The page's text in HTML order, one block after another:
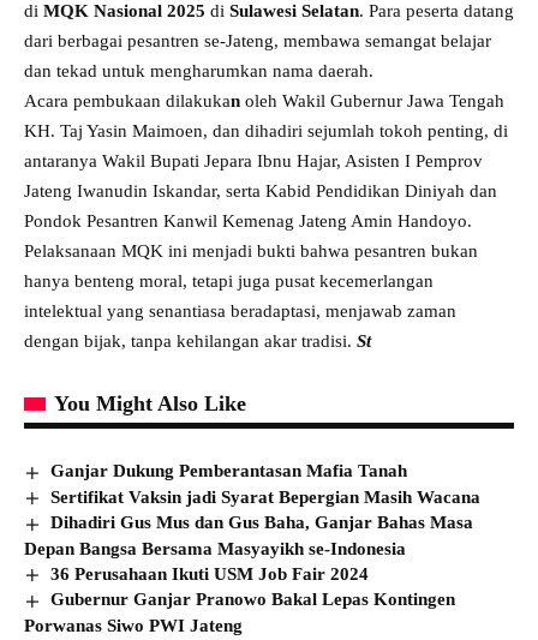
di MQK Nasional 2025 di Sulawesi Selatan. Para peserta datang
dari berbagai pesantren se-Jateng, membawa semangat belajar
dan tekad untuk mengharumkan nama daerah.
Acara pembukaan dilakukan oleh Wakil Gubernur Jawa Tengah
KH. Taj Yasin Maimoen, dan dihadiri sejumlah tokoh penting, di
antaranya Wakil Bupati Jepara Ibnu Hajar, Asisten I Pemprov
Jateng Iwanudin Iskandar, serta Kabid Pendidikan Diniyah dan
Pondok Pesantren Kanwil Kemenag Jateng Amin Handoyo.
Pelaksanaan MQK ini menjadi bukti bahwa pesantren bukan
hanya benteng moral, tetapi juga pusat kecemerlangan
intelektual yang senantiasa beradaptasi, menjawab zaman
dengan bijak, tanpa kehilangan akar tradisi. St
You Might Also Like
Ganjar Dukung Pemberantasan Mafia Tanah
Sertifikat Vaksin jadi Syarat Bepergian Masih Wacana
Dihadiri Gus Mus dan Gus Baha, Ganjar Bahas Masa
Depan Bangsa Bersama Masyayikh se-Indonesia
36 Perusahaan Ikuti USM Job Fair 2024
Gubernur Ganjar Pranowo Bakal Lepas Kontingen
Porwanas Siwo PWI Jateng